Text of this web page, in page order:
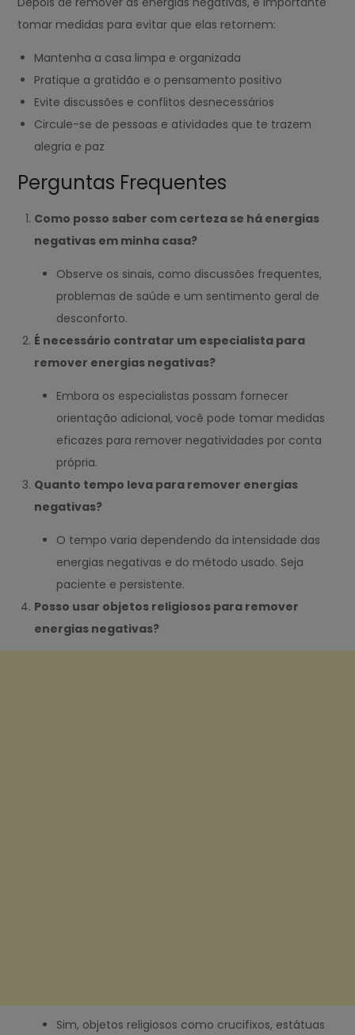
tomar medidas para evitar que elas retornem:
Mantenha a casa limpa e organizada
Pratique a gratidão e o pensamento positivo
Evite discussões e conflitos desnecessários
Circule-se de pessoas e atividades que te trazem
alegria e paz
Perguntas Frequentes
Como posso saber com certeza se há energias
negativas em minha casa?
Observe os sinais, como discussões frequentes,
problemas de saúde e um sentimento geral de
desconforto.
É necessário contratar um especialista para
remover energias negativas?
Embora os especialistas possam fornecer
orientação adicional, você pode tomar medidas
eficazes para remover negatividades por conta
própria.
Quanto tempo leva para remover energias
negativas?
O tempo varia dependendo da intensidade das
energias negativas e do método usado. Seja
paciente e persistente.
Posso usar objetos religiosos para remover
energias negativas?
Sim, objetos religiosos como crucifixos, estátuas